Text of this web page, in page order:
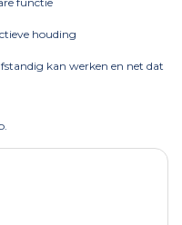
houding
kan werken en net dat